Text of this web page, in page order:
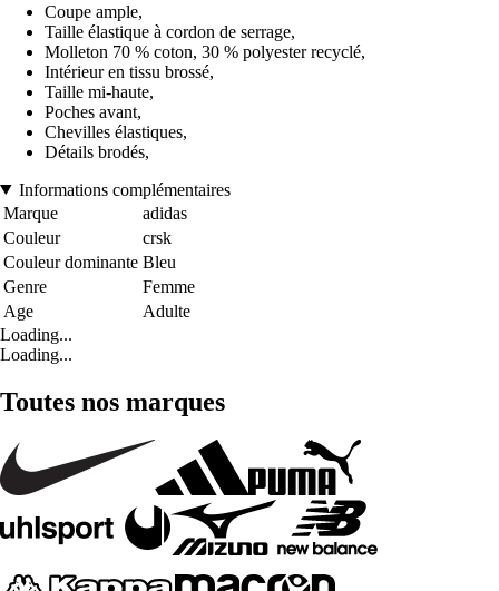
Coupe ample,
Taille élastique à cordon de serrage,
Molleton 70 % coton, 30 % polyester recyclé,
Intérieur en tissu brossé,
Taille mi-haute,
Poches avant,
Chevilles élastiques,
Détails brodés,
Informations complémentaires
Marque
adidas
Couleur
crsk
Couleur dominante Bleu
Genre
Femme
Age
Adulte
Loading...
Loading...
Toutes nos marques